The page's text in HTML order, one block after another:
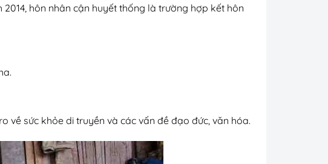
hôn nhân cận huyết thống là trường hợp kết hôn
về sức khỏe di truyền và các vấn đề đạo đức, văn hóa.